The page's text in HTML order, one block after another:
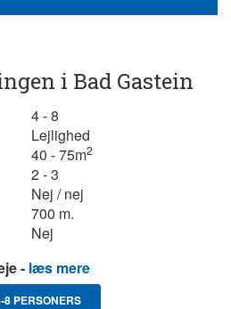
i Bad Gastein
4 - 8
Lejlighed
40 - 75m2
2 - 3
Nej / nej
700 m.
Nej
- læs mere
8 PERSONERS